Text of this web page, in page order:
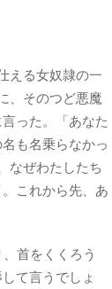
える女奴隷の一
、そのつど悪魔
った。「あなた
も名乗らなかっ
なぜわたしたち
これから先、あ
首をくくろう
て言うでしょ